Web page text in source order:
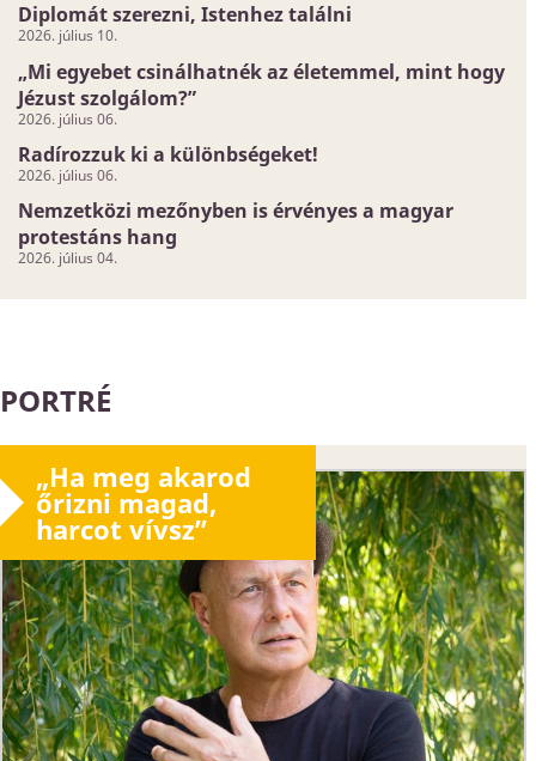
Diplomát szerezni, Istenhez találni
2026. július 10.
„Mi egyebet csinálhatnék az életemmel, mint hogy
Jézust szolgálom?”
2026. július 06.
Radírozzuk ki a különbségeket!
2026. július 06.
Nemzetközi mezőnyben is érvényes a magyar
protestáns hang
2026. július 04.
PORTRÉ
„Ha meg akarod
őrizni magad,
harcot vívsz”